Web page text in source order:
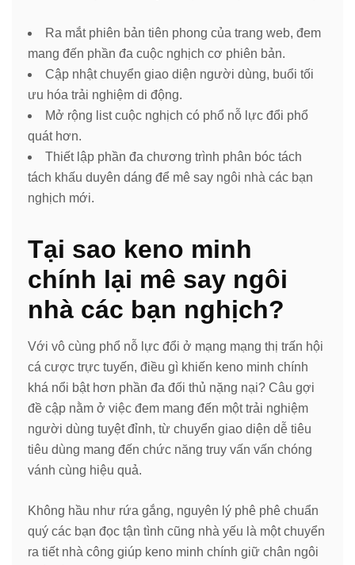
Ra mắt phiên bản tiên phong của trang web, đem
mang đến phần đa cuộc nghịch cơ phiên bản.
Cập nhật chuyển giao diện người dùng, buổi tối
ưu hóa trải nghiệm di động.
Mở rộng list cuộc nghịch có phổ nỗ lực đổi phổ
quát hơn.
Thiết lập phần đa chương trình phân bóc tách
tách khấu duyên dáng để mê say ngôi nhà các bạn
nghịch mới.
Tại sao keno minh
chính lại mê say ngôi
nhà các bạn nghịch?
Với vô cùng phổ nỗ lực đổi ở mạng mạng thị trấn hội
cá cược trực tuyến, điều gì khiến keno minh chính
khá nổi bật hơn phần đa đối thủ nặng nại? Câu gợi
đề cập nằm ở việc đem mang đến một trải nghiệm
người dùng tuyệt đỉnh, từ chuyển giao diện dễ tiêu
tiêu dùng mang đến chức năng truy vấn vấn chóng
vánh cùng hiệu quả.
Không hầu như rứa gắng, nguyên lý phê phê chuẩn
quý các bạn đọc tận tình cũng nhà yếu là một chuyển
ra tiết nhà công giúp keno minh chính giữ chân ngôi